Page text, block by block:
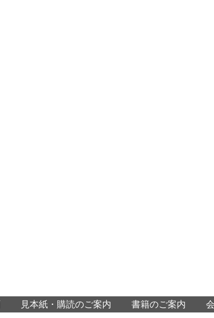
見本紙・購読のご案内 書籍のご案内